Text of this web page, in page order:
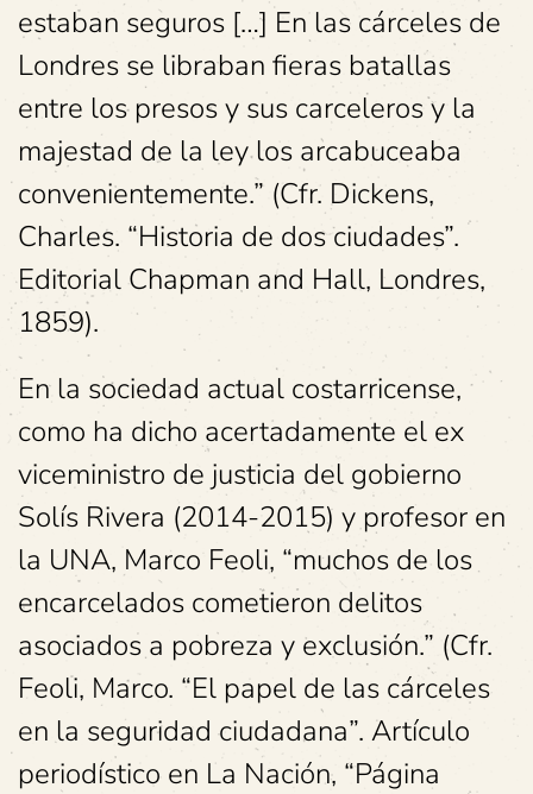
estaban seguros […] En las cárceles de
Londres se libraban fieras batallas
entre los presos y sus carceleros y la
majestad de la ley los arcabuceaba
convenientemente.” (Cfr. Dickens,
Charles. “Historia de dos ciudades”.
Editorial Chapman and Hall, Londres,
1859).
En la sociedad actual costarricense,
como ha dicho acertadamente el ex
viceministro de justicia del gobierno
Solís Rivera (2014-2015) y profesor en
la UNA, Marco Feoli, “muchos de los
encarcelados cometieron delitos
asociados a pobreza y exclusión.” (Cfr.
Feoli, Marco. “El papel de las cárceles
en la seguridad ciudadana”. Artículo
periodístico en La Nación, “Página